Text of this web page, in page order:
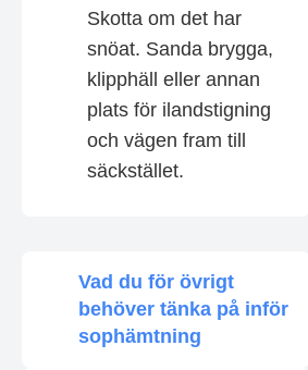
Skotta om det har
snöat. Sanda brygga,
klipphäll eller annan
plats för ilandstigning
och vägen fram till
säckstället.
Vad du för övrigt
behöver tänka på inför
sophämtning